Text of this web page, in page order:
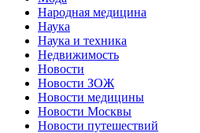
Народная медицина
Наука
Наука и техника
Недвижимость
Новости
Новости ЗОЖ
Новости медицины
Новости Москвы
Новости путешествий